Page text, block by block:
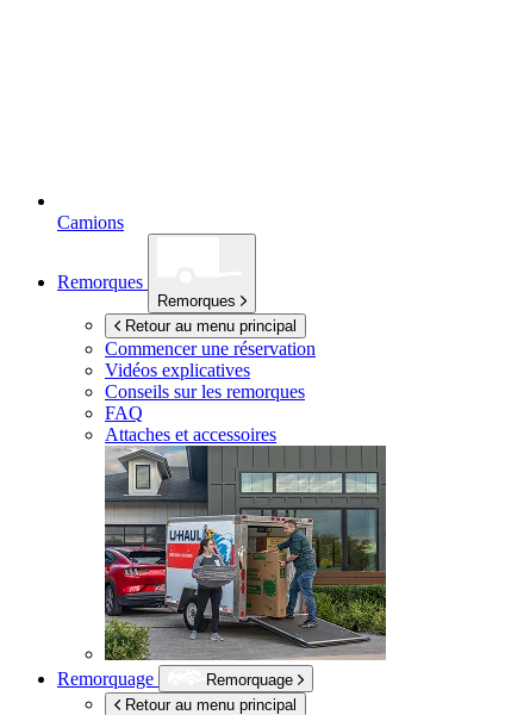
Camions
Remorques
Remorques
Retour au menu principal
Commencer une réservation
Vidéos explicatives
Conseils sur les remorques
FAQ
Attaches et accessoires
Remorquage
Remorquage
Retour au menu principal